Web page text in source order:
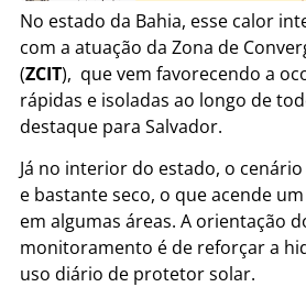
No estado da Bahia, esse calor
com a atuação da Zona de
(ZCIT), que vem favorecendo a
rápidas e isoladas ao longo de
destaque para Salvador.
Já no interior do estado, o
e bastante seco, o que acende
em algumas áreas. A orientação
monitoramento é de reforçar a
uso diário de protetor solar.